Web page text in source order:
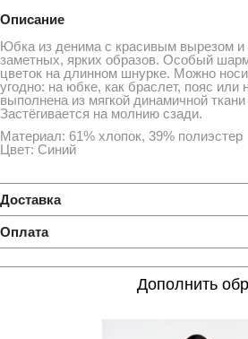
Описание
Юбка из денима с красивым вырезом
заметных, ярких образов. Особый
цветок на длинном шнурке. Можно
угодно: на юбке, как браслет, пояс
выполнена из мягкой динамичной
Застёгивается на молнию сзади.
Материал: 61% хлопок, 39% полиэстер
Цвет: Синий
Доставка
Оплата
Дополнить